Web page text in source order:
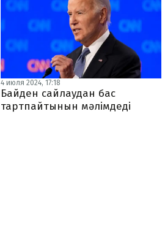
4 июля 2024, 17:18
Байден сайлаудан бас
тартпайтынын мәлімдеді